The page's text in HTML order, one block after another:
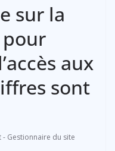
sur la
aux
sont
Gestionnaire du site